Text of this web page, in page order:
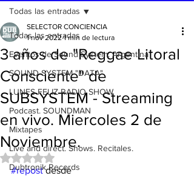
Todas las entradas
Eventos de Sound System. Argentina
SOUND SYSTEM "DATA"
LUNES FELIZ RADIO SHOW
Podcast. SOUNDMAN
Mixtapes
Live and direct. Shows. Recitales.
Dubtronik Records
Todas las entradas
3 años de "Reggae Litoral
Consciente" de
SUBSYSTEM - Streaming
en vivo. Miercoles 2 de
Noviembre.
SELECTOR CONCIENCIA
1 nov 2022 1 min de lectura
Obtuvo NaN de 5 estrellas.
#repost desde